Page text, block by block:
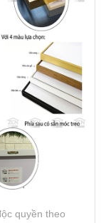
quyền theo